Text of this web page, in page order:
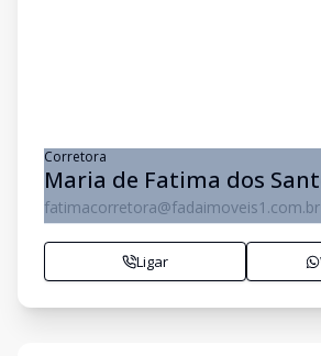
Corretora
Maria de Fatima dos
fatimacorretora@fadaimoveis1.com.br
Ligar